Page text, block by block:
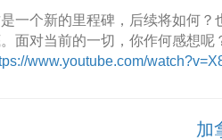
一个新的里程碑，后续将如何？
面对当前的一切，你作何感想呢
www.youtube.com/
加